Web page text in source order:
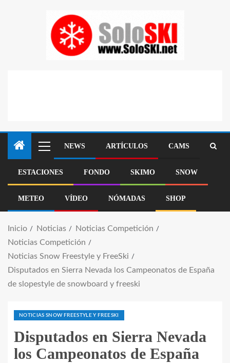
NEWS ARTÍCULOS CAMS
ESTACIONES FONDO SKIMO SNOW
METEO VÍDEO NÓMADAS SHOP
Inicio Noticias
Noticias Competición
Noticias Competición
Noticias Snow Freestyle y FreeSki
Disputados en Sierra Nevada los Campeonatos de España
de slopestyle de snowboard y freeski
NOTICIAS SNOW FREESTYLE Y FREESKI
Disputados en Sierra Nevada
los Campeonatos de España